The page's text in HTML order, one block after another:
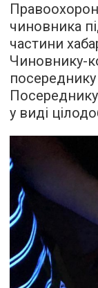
чиновника
частини
Чиновнику-
у виді